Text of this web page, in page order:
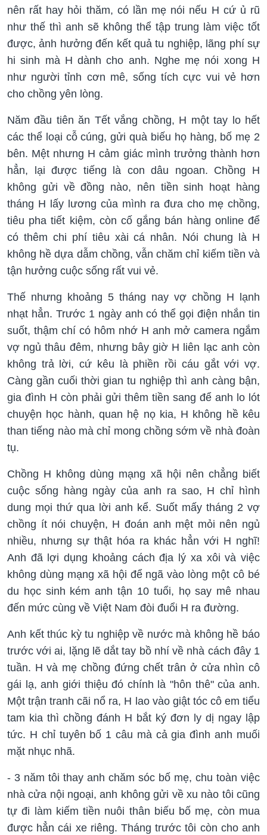
nên rất hay hỏi thăm, có lần mẹ nói nếu H cứ ủ rũ
như thế thì anh sẽ không thể tập trung làm việc tốt
được, ảnh hưởng đến kết quả tu nghiệp, lãng phí sự
hi sinh mà H dành cho anh. Nghe mẹ nói xong H
như người tỉnh cơn mê, sống tích cực vui vẻ hơn
cho chồng yên lòng.
Năm đầu tiên ăn Tết vắng chồng, H một tay lo hết
các thể loại cỗ cúng, gửi quà biếu họ hàng, bố mẹ 2
bên. Mệt nhưng H cảm giác mình trưởng thành hơn
hẳn, lại được tiếng là con dâu ngoan. Chồng H
không gửi về đồng nào, nên tiền sinh hoạt hàng
tháng H lấy lương của mình ra đưa cho mẹ chồng,
tiêu pha tiết kiệm, còn cố gắng bán hàng online để
có thêm chi phí tiêu xài cá nhân. Nói chung là H
không hề dựa dẫm chồng, vẫn chăm chỉ kiếm tiền và
tận hưởng cuộc sống rất vui vẻ.
Thế nhưng khoảng 5 tháng nay vợ chồng H lạnh
nhạt hẳn. Trước 1 ngày anh có thể gọi điện nhắn tin
suốt, thậm chí có hôm nhớ H anh mở camera ngắm
vợ ngủ thâu đêm, nhưng bây giờ H liên lạc anh còn
không trả lời, cứ kêu là phiền rồi cáu gắt với vợ.
Càng gần cuối thời gian tu nghiệp thì anh càng bận,
gia đình H còn phải gửi thêm tiền sang để anh lo lót
chuyện học hành, quan hệ nọ kia, H không hề kêu
than tiếng nào mà chỉ mong chồng sớm về nhà đoàn
tụ.
Chồng H không dùng mạng xã hội nên chẳng biết
cuộc sống hàng ngày của anh ra sao, H chỉ hình
dung mọi thứ qua lời anh kể. Suốt mấy tháng 2 vợ
chồng ít nói chuyện, H đoán anh mệt mỏi nên ngủ
nhiều, nhưng sự thật hóa ra khác hẳn với H nghĩ!
Anh đã lợi dụng khoảng cách địa lý xa xôi và việc
không dùng mạng xã hội để ngã vào lòng một cô bé
du học sinh kém anh tận 10 tuổi, họ say mê nhau
đến mức cùng về Việt Nam đòi đuổi H ra đường.
Anh kết thúc kỳ tu nghiệp về nước mà không hề báo
trước với ai, lặng lẽ dắt tay bồ nhí về nhà cách đây 1
tuần. H và mẹ chồng đứng chết trân ở cửa nhìn cô
gái lạ, anh giới thiệu đó chính là "hôn thê" của anh.
Một trận tranh cãi nổ ra, H lao vào giật tóc cô em tiểu
tam kia thì chồng đánh H bắt ký đơn ly dị ngay lập
tức. H chỉ tuyên bố 1 câu mà cả gia đình anh muối
mặt nhục nhã.
- 3 năm tôi thay anh chăm sóc bố mẹ, chu toàn việc
nhà cửa nội ngoại, anh không gửi về xu nào tôi cũng
tự đi làm kiếm tiền nuôi thân biếu bố mẹ, còn mua
được hẳn cái xe riêng. Tháng trước tôi còn cho anh